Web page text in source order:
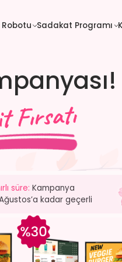
Sadakat Programı
süre: Kampanya
kadar geçerli